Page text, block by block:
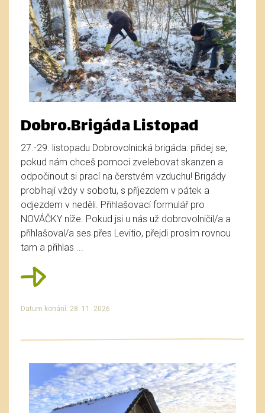
Dobro.Brigáda Listopad
27.-29. listopadu Dobrovolnická brigáda: přidej se,
pokud nám chceš pomoci zvelebovat skanzen a
odpočinout si prací na čerstvém vzduchu! Brigády
probíhají vždy v sobotu, s příjezdem v pátek a
odjezdem v neděli. Přihlašovací formulář pro
NOVÁČKY níže. Pokud jsi u nás už dobrovolničil/a a
přihlašoval/a ses přes Levitio, přejdi prosím rovnou
tam a přihlas ...
Datum konání: 28. 11. 2026